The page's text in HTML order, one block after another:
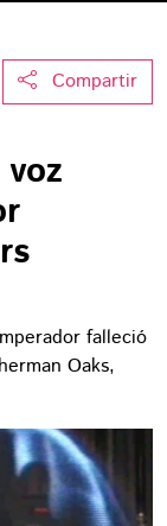
Compartir
falleció
Oaks,